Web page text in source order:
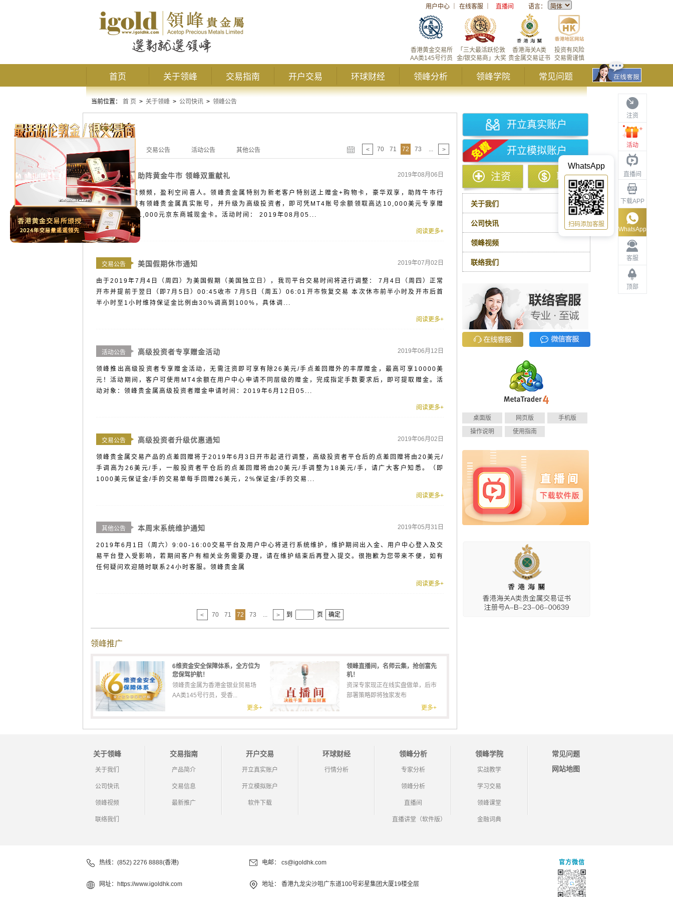
用户中心 在线客服 直播间 语言：
投资有风险
交易需谨慎
香港海关A类
贵金属交易证书
「三大最活跃伦敦
金/银交易商」大奖
香港黄金交易所
AA类145号行员
首页 关于领峰 交易指南 开户交易 环球财经 领峰分析 领峰学院 常见问题
注资
活动
直播间
下载APP
客服
顶部
WhatsApp
WhatsApp
扫码添加客服
当前位置： 首 页 > 关于领峰 > 公司快讯 > 领峰公告
领峰公告
全部公告 交易公告 活动公告 其他公告 < 70 71 72 73 ... >
活动公告 助阵黄金牛市 领峰双重献礼 2019年08月06日
金银市场巨震频频，盈利空间喜人。领峰贵金属特别为新老客户特别送上赠金+购物卡，豪华双享，助阵牛市行
情。只要您拥有领峰贵金属真实账号，并升级为高级投资者，即可凭MT4账号余额领取高达10,000美元专享赠
金，以及最高1,000元京东商城现金卡。活动时间： 2019年08月05...
阅读更多+
交易公告 美国假期休市通知 2019年07月02日
由于2019年7月4日（周四）为美国假期（美国独立日），我司平台交易时间将进行调整： 7月4日（周四）正常
开市并提前于翌日（即7月5日）00:45收市 7月5日（周五）06:01开市恢复交易 本次休市前半小时及开市后首
半小时至1小时维持保证金比例由30%调高到100%，具体调...
阅读更多+
活动公告 高级投资者专享赠金活动 2019年06月12日
领峰推出高级投资者专享赠金活动，无需注资即可享有除26美元/手点差回赠外的丰厚赠金，最高可享10000美
元！活动期间，客户可使用MT4余额在用户中心申请不同层级的赠金，完成指定手数要求后，即可提取赠金。活
动对象：领峰贵金属高级投资者赠金申请时间：2019年6月12日05...
阅读更多+
交易公告 高级投资者升级优惠通知 2019年06月02日
领峰贵金属交易产品的点差回赠将于2019年6月3日开市起进行调整，高级投资者平仓后的点差回赠将由20美元/
手调高为26美元/手，一般投资者平仓后的点差回赠将由20美元/手调整为18美元/手，请广大客户知悉。（即
1000美元保证金/手的交易单每手回赠26美元，2%保证金/手的交易...
阅读更多+
其他公告 本周末系统维护通知 2019年05月31日
2019年6月1日（周六）9:00-16:00交易平台及用户中心将进行系统维护，维护期间出入金、用户中心登入及交
易平台登入受影响，若期间客户有相关业务需要办理，请在维护结束后再登入提交。很抱歉为您带来不便，如有
任何疑问欢迎随时联系24小时客服。领峰贵金属
阅读更多+
< 70 71 72 73 ... > 到 页 确定
领峰推广
6维资金安全保障体系，全方位为
您保驾护航！
领峰贵金属为香港金银业贸易场
AA类145号行员，受香...
更多+
领峰直播间，名师云集，抢创富先
机！
资深专家现正在线实盘做单，后市
部署策略即将独家发布
更多+
开立真实账户
开立模拟账户
注资 取款
关于我们
公司快讯
领峰视频
联络我们
桌面版 网页版
手机版
操作说明
使用指南
关于领峰
关于我们
公司快讯
领峰视频
联络我们
交易指南
产品简介
交易信息
最新推广
开户交易
开立真实账户
开立模拟账户
软件下载
环球财经
行情分析
领峰分析
专家分析
领峰分析
直播间
直播讲堂（软件版）
领峰学院
实战教学
学习交易
领峰课堂
金融词典
常见问题
网站地图
热线：(852) 2276 8888(香港) 电邮： cs@igoldhk.com
网址： https://www.igoldhk.com 地址： 香港九龙尖沙咀广东道100号彩星集团大厦19楼全层
官方微信